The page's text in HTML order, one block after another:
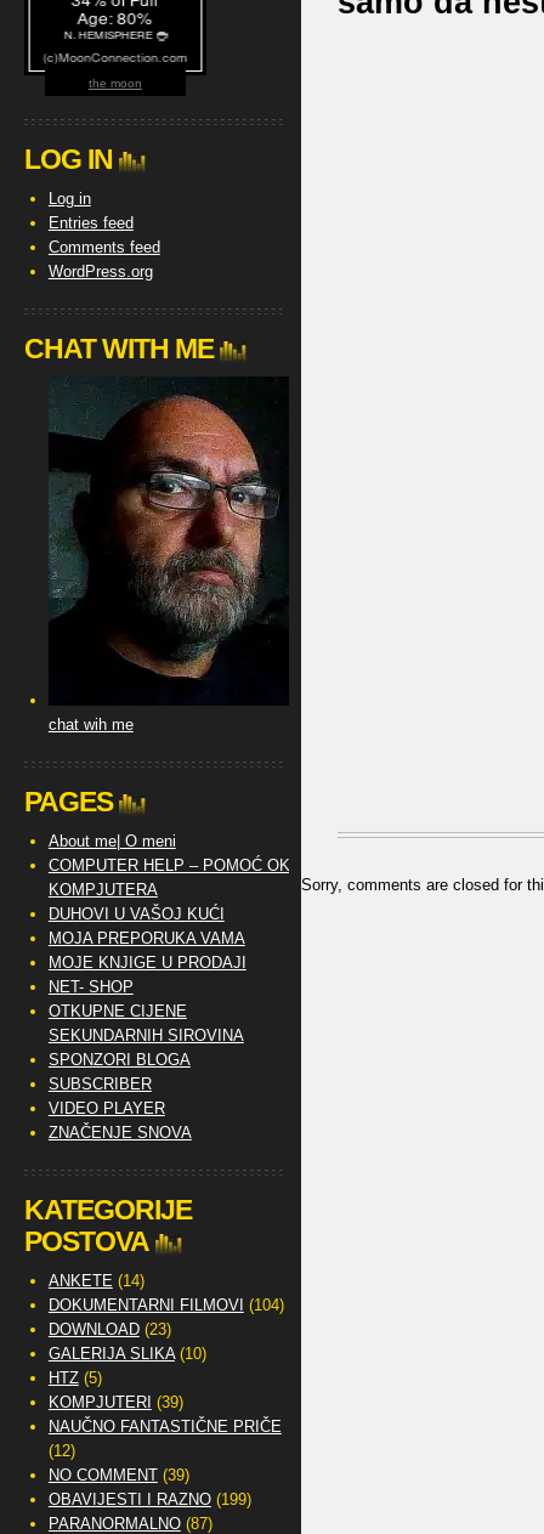
Sorry, comments are closed for
the moon
LOG IN
Log in
Entries feed
Comments feed
WordPress.org
CHAT WITH ME
chat wih me
PAGES
About me| O meni
COMPUTER HELP – POMOĆ OKO
KOMPJUTERA
DUHOVI U VAŠOJ KUĆI
MOJA PREPORUKA VAMA
MOJE KNJIGE U PRODAJI
NET- SHOP
OTKUPNE CIJENE
SEKUNDARNIH SIROVINA
SPONZORI BLOGA
SUBSCRIBER
VIDEO PLAYER
ZNAČENJE SNOVA
KATEGORIJE
POSTOVA
ANKETE (14)
DOKUMENTARNI FILMOVI (104)
DOWNLOAD(23)
GALERIJA SLIKA(10)
HTZ(5)
KOMPJUTERI (39)
NAUČNO FANTASTIČNE PRIČE
(12)
NO COMMENT(39)
OBAVIJESTI I RAZNO(199)
PARANORMALNO(87)